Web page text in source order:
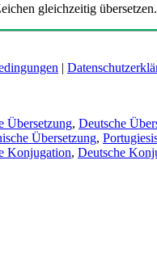
gleichzeitig übersetzen.
|
Übersetzung, Deutsche
Übersetzung,
Konjugation, Deutsche